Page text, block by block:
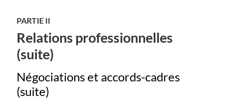
PARTIE II
Relations professionnelles
(suite)
Négociations et accords-cadres
(suite)